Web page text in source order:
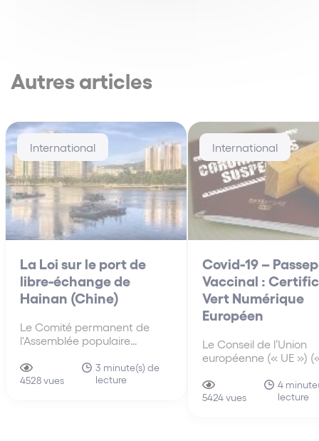
Autres articles
International
La Loi sur le port de
libre-échange de
Hainan (Chine)
Le Comité permanent de
l'Assemblée populaire
législatif suprême de la
Chine, a adopté le 10 juin
4528 vues
3 minute(s) de
lecture
International
Covid-19 –
Vaccinal :
Vert Numérique
Européen
Le Conseil de l’Union
européenne (« UE »)
avril 2021, un mandat
négociation avec le
5424 vues
4
lecture